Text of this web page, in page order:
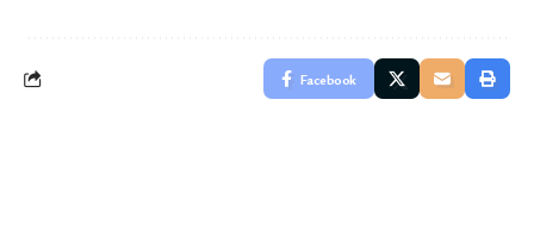
Facebook